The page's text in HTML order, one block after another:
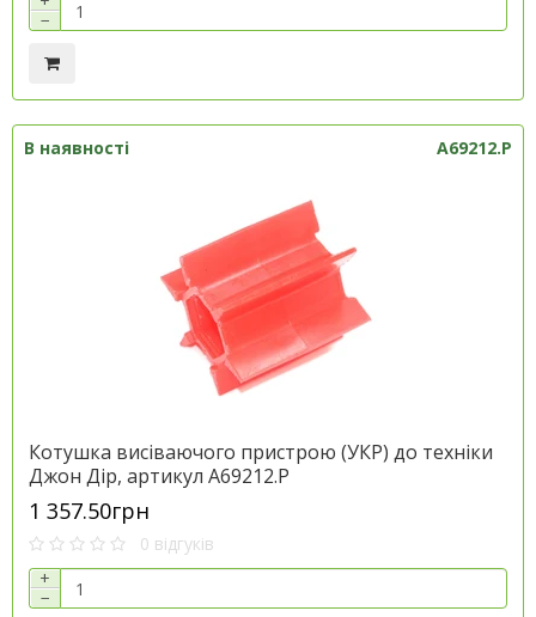
−
В наявності A69212.P
Котушка висіваючого пристрою (УКР) до техніки
Джон Дір, артикул A69212.P
1 357.50грн
0 відгуків
+
−